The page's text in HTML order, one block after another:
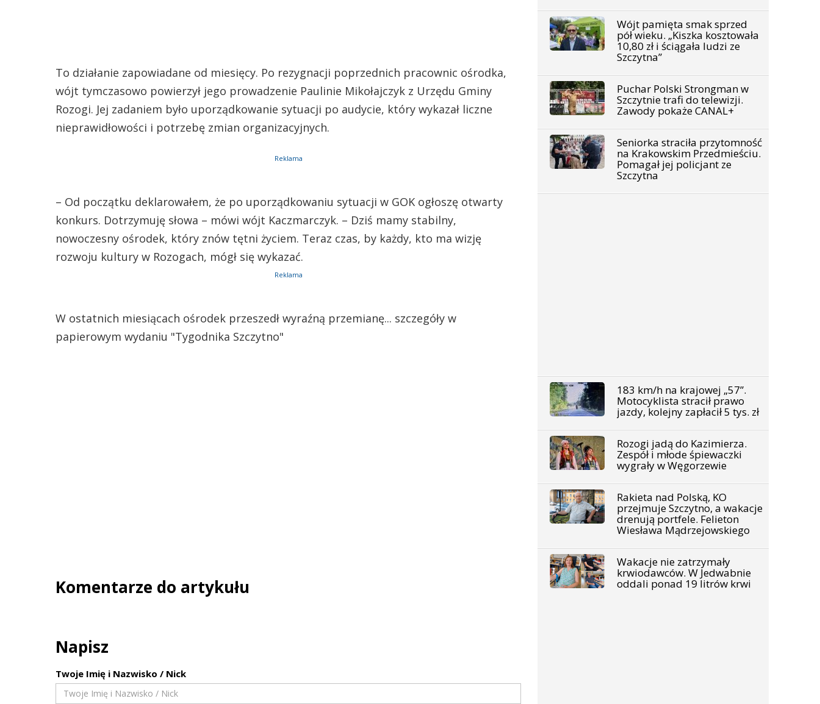
To działanie zapowiadane od miesięcy. Po rezygnacji poprzednich pracownic ośrodka,
wójt tymczasowo powierzył jego prowadzenie Paulinie Mikołajczyk z Urzędu Gminy
Rozogi. Jej zadaniem było uporządkowanie sytuacji po audycie, który wykazał liczne
nieprawidłowości i potrzebę zmian organizacyjnych.
Reklama
– Od początku deklarowałem, że po uporządkowaniu sytuacji w GOK ogłoszę otwarty
konkurs. Dotrzymuję słowa – mówi wójt Kaczmarczyk. – Dziś mamy stabilny,
nowoczesny ośrodek, który znów tętni życiem. Teraz czas, by każdy, kto ma wizję
rozwoju kultury w Rozogach, mógł się wykazać.
Reklama
W ostatnich miesiącach ośrodek przeszedł wyraźną przemianę... szczegóły w
papierowym wydaniu "Tygodnika Szczytno"
Komentarze do artykułu
Napisz
Twoje Imię i Nazwisko / Nick
Wójt pamięta smak sprzed
pół wieku. „Kiszka kosztowała
10,80 zł i ściągała ludzi ze
Szczytna”
Puchar Polski Strongman w
Szczytnie trafi do telewizji.
Zawody pokaże CANAL+
Seniorka straciła przytomność
na Krakowskim Przedmieściu.
Pomagał jej policjant ze
Szczytna
183 km/h na krajowej „57”.
Motocyklista stracił prawo
jazdy, kolejny zapłacił 5 tys. zł
Rozogi jadą do Kazimierza.
Zespół i młode śpiewaczki
wygrały w Węgorzewie
Rakieta nad Polską, KO
przejmuje Szczytno, a wakacje
drenują portfele. Felieton
Wiesława Mądrzejowskiego
Wakacje nie zatrzymały
krwiodawców. W Jedwabnie
oddali ponad 19 litrów krwi